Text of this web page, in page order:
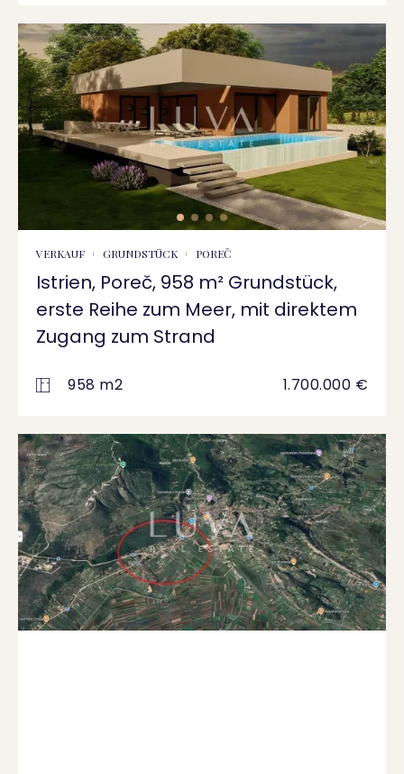
VERKAUF GRUNDSTÜCK POREČ
Istrien, Poreč, 958 m² Grundstück,
erste Reihe zum Meer, mit direktem
Zugang zum Strand
958 m2 1.700.000 €